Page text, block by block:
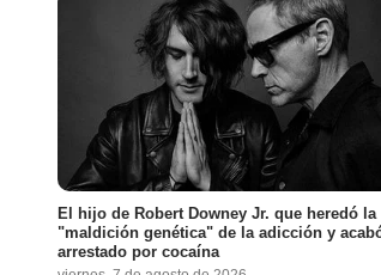
El hijo de Robert Downey Jr. que heredó la
"maldición genética" de la adicción y
arrestado por cocaína